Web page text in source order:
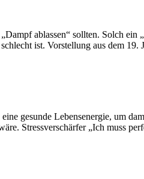
ablassen“ sollten. Solch
ist. Vorstellung aus dem 19.
gesunde Lebensenergie, um
Stressverschärfer „Ich muss